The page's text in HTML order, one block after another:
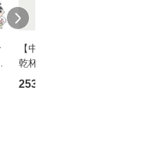
【中古】 ウインクで
乾杯 (ノン・ポシェッ
ト) / 東野圭吾 / 祥伝
253